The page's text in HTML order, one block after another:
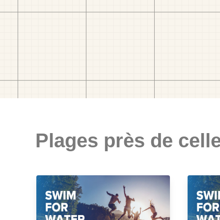
Plages près de